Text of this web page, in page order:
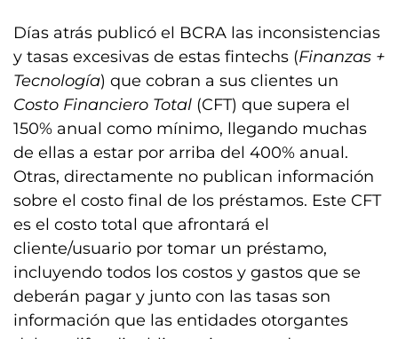
Días atrás publicó el BCRA las inconsistencias
y tasas excesivas de estas fintechs (Finanzas +
Tecnología) que cobran a sus clientes un
Costo Financiero Total (CFT) que supera el
150% anual como mínimo, llegando muchas
de ellas a estar por arriba del 400% anual.
Otras, directamente no publican información
sobre el costo final de los préstamos. Este CFT
es el costo total que afrontará el
cliente/usuario por tomar un préstamo,
incluyendo todos los costos y gastos que se
deberán pagar y junto con las tasas son
información que las entidades otorgantes